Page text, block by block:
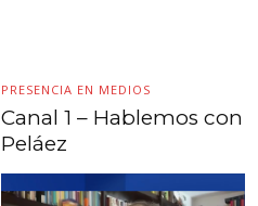
PRESENCIA EN MEDIOS
Canal 1 – Hablemos con
Peláez